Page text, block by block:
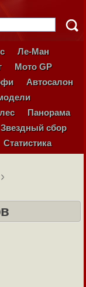
Ле-Ман
Мото GP
Автосалон
Панорама
Звездный сбор
Статистика